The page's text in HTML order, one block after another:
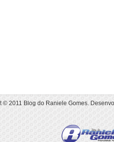
© 2011Blog do Raniele Gomes.